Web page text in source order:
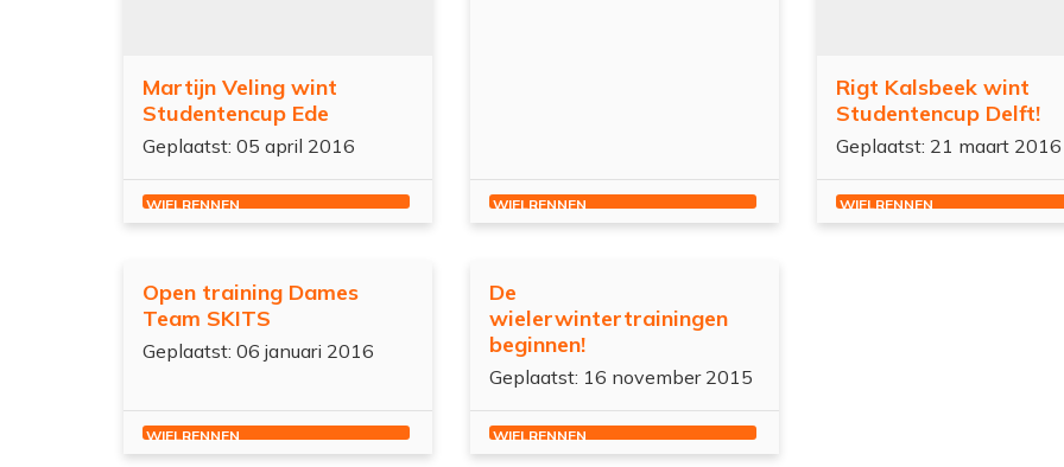
Martijn Veling wint
Studentencup Ede
Geplaatst: 05 april 2016
WIELRENNEN WIELRENNEN
Rigt Kalsbeek wint
Studentencup Delft!
Geplaatst: 21 maart 2016
WIELRENNEN
Open training Dames
Team SKITS
Geplaatst: 06 januari 2016
WIELRENNEN
De
wielerwintertrainingen
beginnen!
Geplaatst: 16 november 2015
WIELRENNEN